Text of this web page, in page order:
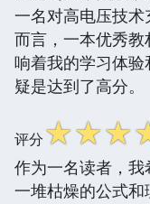
一名对高电压技
而言，一本优秀
响着我的学习体
疑是达到了高分。
评分☆☆☆
作为一名读者，
一堆枯燥的公式